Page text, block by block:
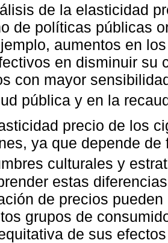
de la elasticidad
de políticas públicas
aumentos en
en disminuir su
con mayor
pública y en la
precio de los
ya que depende
culturales y
estas
de precios
grupos de
de sus